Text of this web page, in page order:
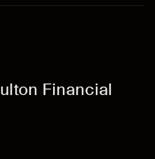
Financial